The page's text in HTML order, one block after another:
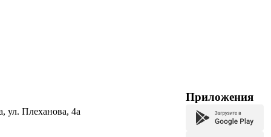
ул. Плеханова, 4а
Приложения